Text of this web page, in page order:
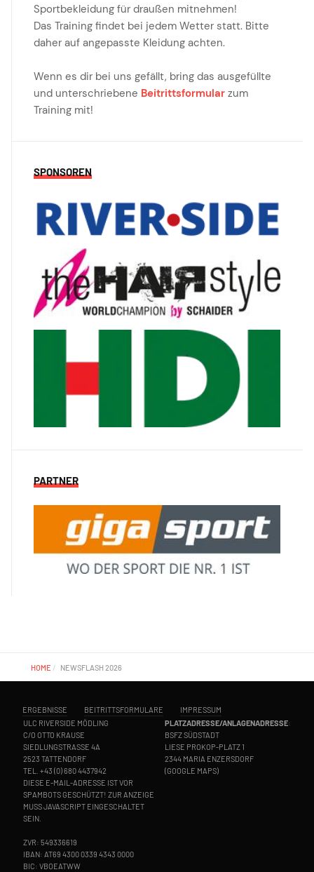
Sportbekleidung für draußen mitnehmen!
Das Training findet bei jedem Wetter statt. Bitte
daher auf angepasste Kleidung achten.
Wenn es dir bei uns gefällt, bring das ausgefüllte
und unterschriebene Beitrittsformular zum
Training mit!
SPONSOREN
PARTNER
HOME NEWSFLASH 2026
ERGEBNISSE BEITRITTSFORMULARE
IMPRESSUM
ULC RIVERSIDE MÖDLING
C/O OTTO KRAUSE
SIEDLUNGSTRASSE 4A
2523 TATTENDORF
TEL. +43 (0) 680 4437942
DIESE E-MAIL-ADRESSE IST VOR
SPAMBOTS GESCHÜTZT! ZUR ANZEIGE
MUSS JAVASCRIPT EINGESCHALTET
SEIN.
ZVR: 549336619
IBAN: AT69 4300 0339 4343 0000
BIC: VBOEATWW
PLATZADRESSE/ANLAGENADRESSE:
BSFZ SÜDSTADT
LIESE PROKOP-PLATZ 1
2344 MARIA ENZERSDORF
(GOOGLE MAPS)